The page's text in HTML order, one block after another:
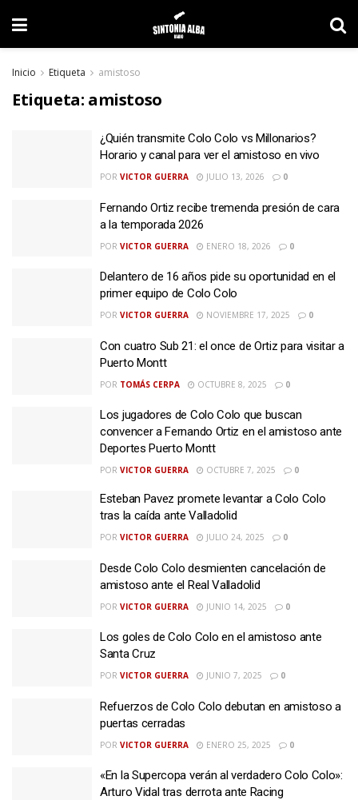
Inicio Etiqueta amistoso
Etiqueta: amistoso
¿Quién transmite Colo Colo vs Millonarios?
Horario y canal para ver el amistoso en vivo
POR VICTOR GUERRA JULIO 13, 2026 0
Fernando Ortiz recibe tremenda presión de cara
a la temporada 2026
POR VICTOR GUERRA ENERO 18, 2026 0
Delantero de 16 años pide su oportunidad en el
primer equipo de Colo Colo
POR VICTOR GUERRA NOVIEMBRE 17, 2025 0
Con cuatro Sub 21: el once de Ortiz para visitar a
Puerto Montt
POR TOMÁS CERPA OCTUBRE 8, 2025 0
Los jugadores de Colo Colo que buscan
convencer a Fernando Ortiz en el amistoso ante
Deportes Puerto Montt
POR VICTOR GUERRA OCTUBRE 7, 2025 0
Esteban Pavez promete levantar a Colo Colo
tras la caída ante Valladolid
POR VICTOR GUERRA JULIO 24, 2025 0
Desde Colo Colo desmienten cancelación de
amistoso ante el Real Valladolid
POR VICTOR GUERRA JUNIO 14, 2025 0
Los goles de Colo Colo en el amistoso ante
Santa Cruz
POR VICTOR GUERRA JUNIO 7, 2025 0
Refuerzos de Colo Colo debutan en amistoso a
puertas cerradas
POR VICTOR GUERRA ENERO 25, 2025 0
«En la Supercopa verán al verdadero Colo Colo»:
Arturo Vidal tras derrota ante Racing